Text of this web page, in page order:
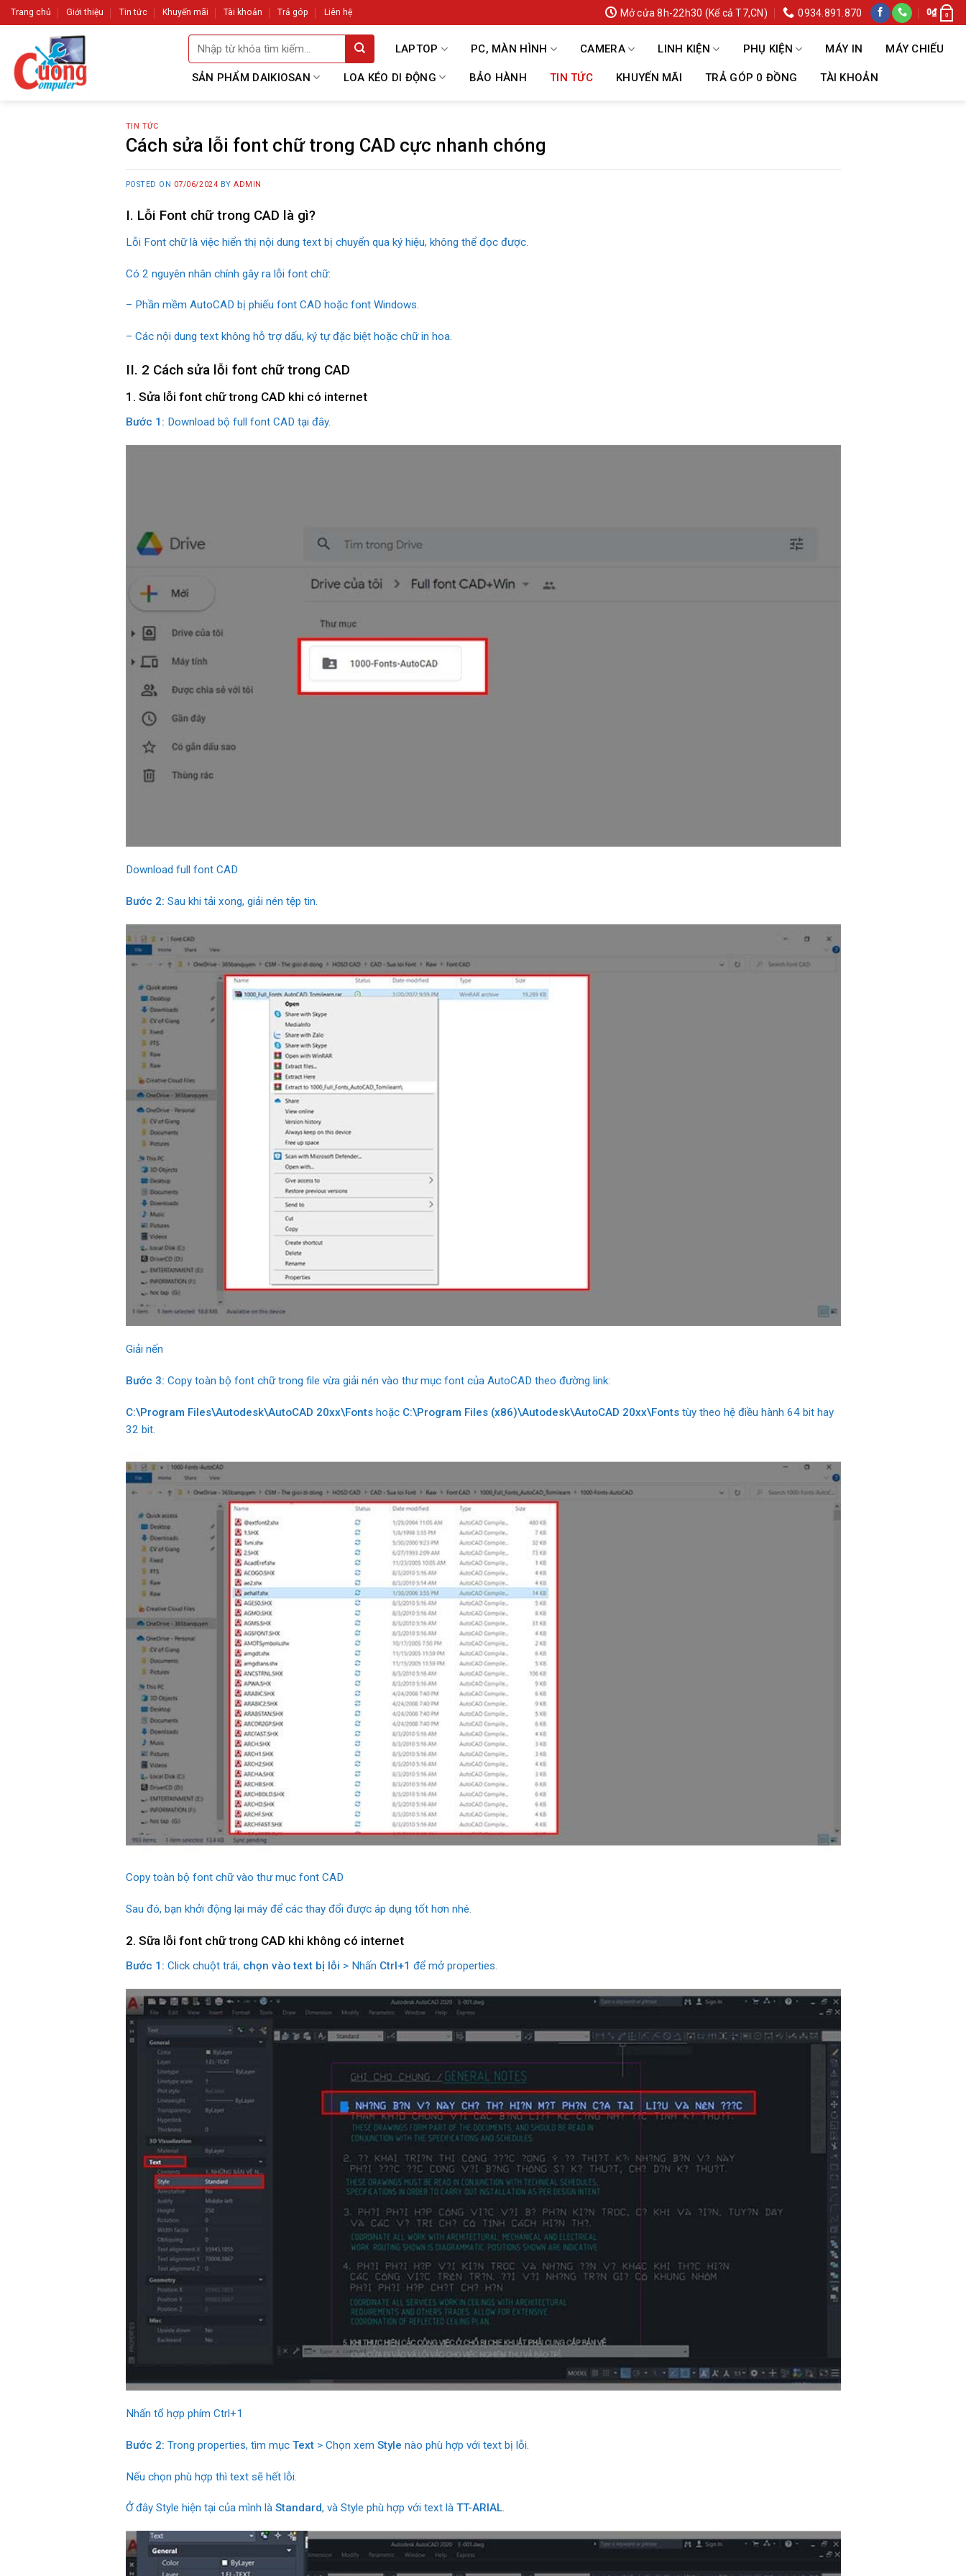
Skip
to
Trang chủ Giới thiệu Tin tức Khuyến mãi Tài khoản Trả góp Liên hệ Mở cửa 8h-22h30 (Kể cả T7,CN) 0934.891.870 0₫ 0
Tìm
kiếm:
LAPTOP PC, MÀN HÌNH CAMERA LINH KIỆN PHỤ KIỆN MÁY IN MÁY CHIẾU
SẢN PHẨM DAIKIOSAN LOA KÉO DI ĐỘNG BẢO HÀNH TIN TỨC KHUYẾN MÃI TRẢ GÓP 0 ĐỒNG TÀI KHOẢN
TIN TỨC
Cách sửa lỗi font chữ trong CAD cực nhanh chóng
POSTED ON 07/06/2024 BYADMIN
I. Lỗi Font chữ trong CAD là gì?
Lỗi Font chữ là việc hiển thị nội dung text bị chuyển qua ký hiệu, không thể đọc được.
Có 2 nguyên nhân chính gây ra lỗi font chữ:
– Phần mềm AutoCAD bị phiếu font CAD hoặc font Windows.
– Các nội dung text không hỗ trợ dấu, ký tự đặc biệt hoặc chữ in hoa.
II. 2 Cách sửa lỗi font chữ trong CAD
1. Sửa lỗi font chữ trong CAD khi có internet
Bước 1: Download bộ full font CAD tại đây.
Download full font CAD
Bước 2: Sau khi tải xong, giải nén tệp tin.
Giải nến
Bước 3: Copy toàn bộ font chữ trong file vừa giải nén vào thư mục font của AutoCAD theo đường link:
C:\Program Files\Autodesk\AutoCAD 20xx\Fontshoặc C:\Program Files (x86)\Autodesk\AutoCAD 20xx\Fontstùy theo hệ điều hành 64 bit hay
32 bit.
Copy toàn bộ font chữ vào thư mục font CAD
Sau đó, bạn khởi động lại máy để các thay đổi được áp dụng tốt hơn nhé.
2. Sữa lỗi font chữ trong CAD khi không có internet
Bước 1: Click chuột trái, chọn vào text bị lỗi > Nhấn Ctrl+1 để mở properties.
Nhấn tổ hợp phím Ctrl+1
Bước 2: Trong properties, tìm mục Text> Chọn xem Style nào phù hợp với text bị lỗi.
Nếu chọn phù hợp thì text sẽ hết lỗi.
Ở đây Style hiện tại của mình là Standard, và Style phù hợp với text là TT-ARIAL.